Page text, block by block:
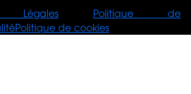
Légales
Politique de
Politique de cookies